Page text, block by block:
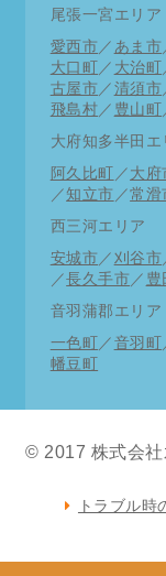
直近修理状況
11月11日 東
11月10日 中
り
き
11月8日 春日
交換
11月7日 南区
11月5日 清須
11月4日 中
11月3日 名東
尾張一宮エリア
愛西市 ／ あま市
大口町 ／ 大治町
古屋市 ／ 清須市
飛島村 ／ 豊山町
大府知多半田エ
阿久比町 ／ 大府
／知立市 ／常滑
西三河エリア
安城市 ／ 刈谷市
／長久手市 ／ 豊
音羽蒲郡エリア
一色町 ／ 音羽町
幡豆町
© 2017 株式会
トラブル時